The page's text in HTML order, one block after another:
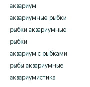
аквариум
аквариумные рыбки
рыбки аквариумные
рыбки
аквариум с рыбками
рыбы аквариумные
аквариумистика